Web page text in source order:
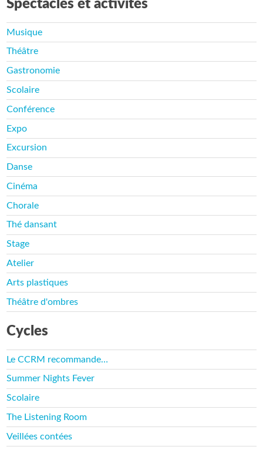
Spectacles et activités
Musique
Théâtre
Gastronomie
Scolaire
Conférence
Expo
Excursion
Danse
Cinéma
Chorale
Thé dansant
Stage
Atelier
Arts plastiques
Théâtre d'ombres
Cycles
Le CCRM recommande…
Summer Nights Fever
Scolaire
The Listening Room
Veillées contées